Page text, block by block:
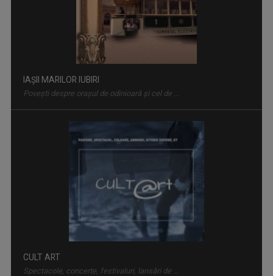
IAȘII MARILOR IUBIRI
Poveşti despre oraşul de odinioară şi cel de ...
CULT ART
Spectacole, concerte, festivaluri, lansări de ...